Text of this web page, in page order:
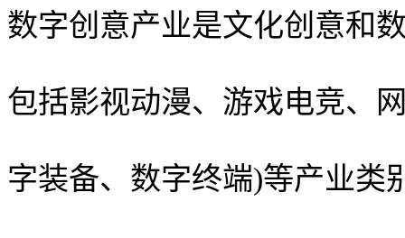
数字创意产业是文化创意和
包括影视动漫、游戏电竞、
字装备、数字终端)等产业类